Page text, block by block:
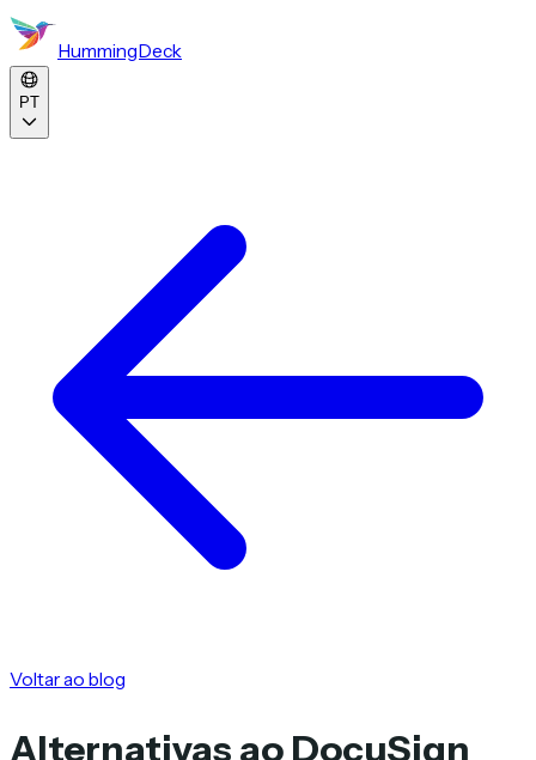
HummingDeck
PT
Voltar ao blog
Alternativas ao DocuSign